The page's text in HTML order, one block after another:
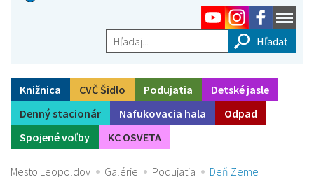
Hľadaj...
Knižnica CVČ Šidlo Podujatia
Detské jasle
Denný stacionár
Nafukovacia hala
Odpad
Spojené voľby
KC OSVETA
Mesto Leopoldov Galérie Podujatia
Deň Zeme